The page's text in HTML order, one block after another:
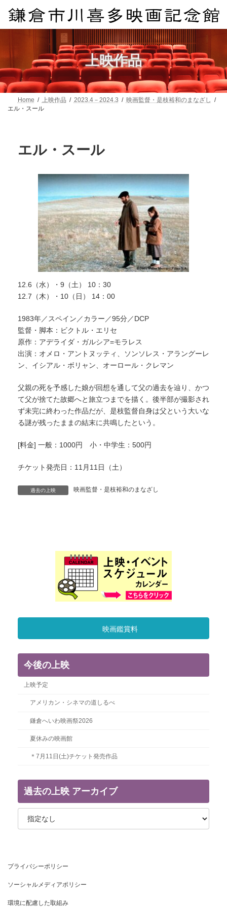
ン
ス
キ
ッ
プ
ー
ン
に
移
動
上映作品
Home 上映作品 2023.4－2024.3
映画監督・是枝裕和のまなざし
エル・スール
エル・スール
12.6（水）・9（土） 10：30
12.7（木）・10（日） 14：00
1983年／スペイン／カラー／95分／DCP
監督・脚本：ビクトル・エリセ
原作：アデライダ・ガルシア=モラレス
出演：オメロ・アントヌッティ、ソンソレス・アラングーレ
ン、イシアル・ボリャン、オーロール・クレマン
父親の死を予感した娘が回想を通して父の過去を辿り、かつ
て父が捨てた故郷へと旅立つまでを描く。後半部が撮影され
ず未完に終わった作品だが、是枝監督自身は父という大いな
る謎が残ったままの結末に共鳴したという。
[料金] 一般：1000円 小・中学生：500円
チケット発売日：11月11日（土）
過去の上映 映画監督・是枝裕和のまなざし
映画鑑賞料
今後の上映
上映予定
アメリカン・シネマの道しるべ
鎌倉へいわ映画祭2026
夏休みの映画館
＊7月11日(土)チケット発売作品
過去の上映 アーカイブ
プライバシーポリシー
ソーシャルメディアポリシー
環境に配慮した取組み